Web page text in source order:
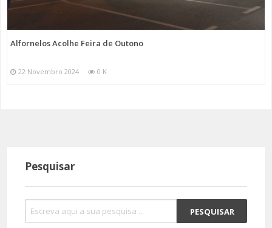
Alfornelos Acolhe Feira de Outono
22 Novembro 2024 0 K
Pesquisar